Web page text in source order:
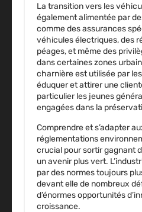
La transition vers les
également alimentée par
comme des assurances
véhicules électriques, des
péages, et même des
dans certaines zones
charnière est utilisée par
éduquer et attirer une
particulier les jeunes
engagées dans la
Comprendre et s’adapter
réglementations
crucial pour sortir gagnant
un avenir plus vert.
par des normes toujours
devant elle de nombreux
d’énormes opportunités
croissance.